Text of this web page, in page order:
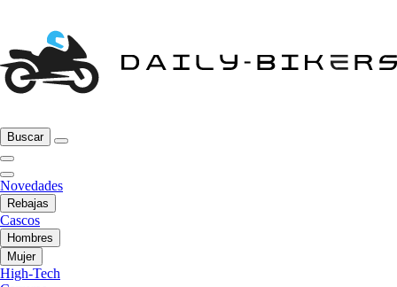
Buscar
Novedades
Rebajas
Cascos
Hombres
Mujer
High-Tech